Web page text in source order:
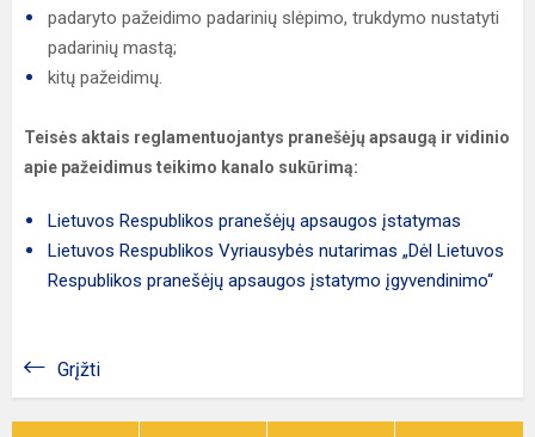
padaryto pažeidimo padarinių slėpimo, trukdymo nustatyti
padarinių mastą;
kitų pažeidimų.
Teisės aktais reglamentuojantys pranešėjų apsaugą ir vidinio
apie pažeidimus teikimo kanalo sukūrimą:
Lietuvos Respublikos pranešėjų apsaugos įstatymas
Lietuvos Respublikos Vyriausybės nutarimas „Dėl Lietuvos
Respublikos pranešėjų apsaugos įstatymo įgyvendinimo“
Grįžti